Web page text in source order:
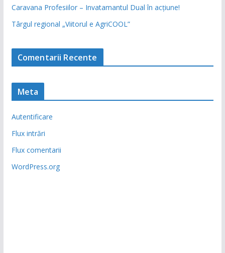
Caravana Profesiilor – Invatamantul Dual în acțiune!
Târgul regional „Viitorul e AgriCOOL”
Comentarii Recente
Meta
Autentificare
Flux intrări
Flux comentarii
WordPress.org